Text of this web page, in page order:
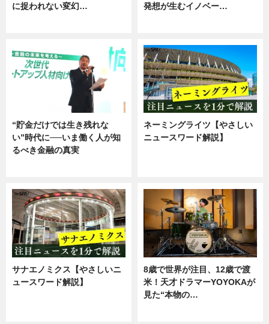
に捉われない変幻…
発想が生むイノベー…
“貯金だけでは生き残れな
い”時代に──いま働く人が知
るべき金融の真実
ネーミングライツ【やさしい
ニュースワード解説】
サナエノミクス【やさしいニ
ュースワード解説】
8歳で世界が注目、12歳で渡
米！天才ドラマーYOYOKAが
見た“本物の…